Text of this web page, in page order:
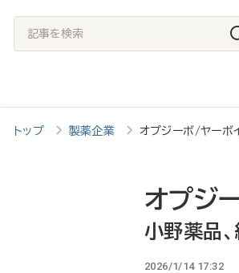
記
事
検
索
トップ 製薬企業 オプジーボ/ヤー
オプジ
小野薬品
2026/1/14 17:32